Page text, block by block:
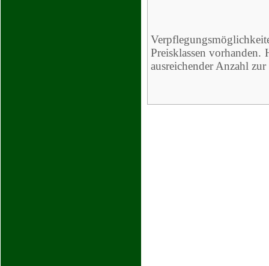
Preisklassen vorhanden.
ausreichender Anzahl